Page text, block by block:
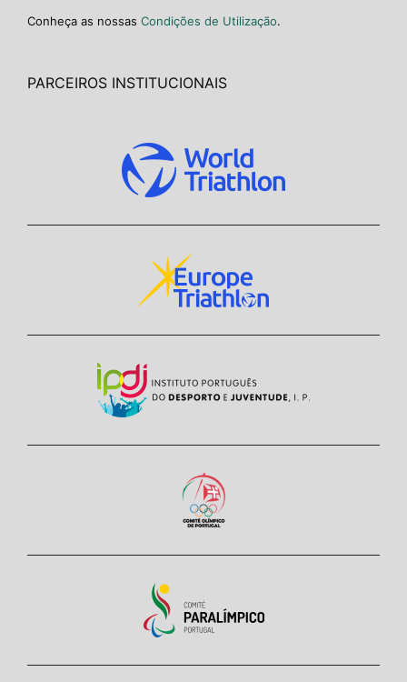
Conheça as nossas Condições de Utilização.
PARCEIROS INSTITUCIONAIS